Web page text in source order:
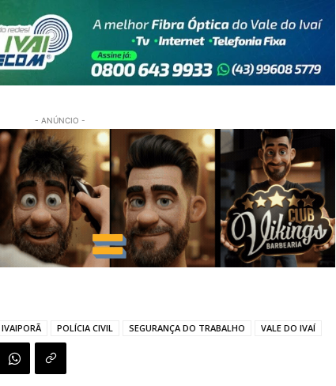
- ANÚNCIO -
IVAIPORÃ POLÍCIA CIVIL SEGURANÇA DO TRABALHO VALE DO IVAÍ